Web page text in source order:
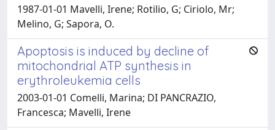
1987-01-01 Mavelli, Irene; Rotilio, G; Ciriolo, Mr;
Melino, G; Sapora, O.
Apoptosis is induced by decline of
mitochondrial ATP synthesis in
erythroleukemia cells
2003-01-01 Comelli, Marina; DI PANCRAZIO,
Francesca; Mavelli, Irene